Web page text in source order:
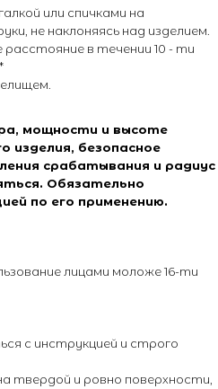
или спичками на
не наклоняясь над изделием.
в течении 10 - ти
мощности и высоте
изделия, безопасное
срабатывания и радиус
Обязательно
по его применению.
лицами моложе 16-ти
с инструкцией и строго
твердой и ровно поверхности,
и обмен